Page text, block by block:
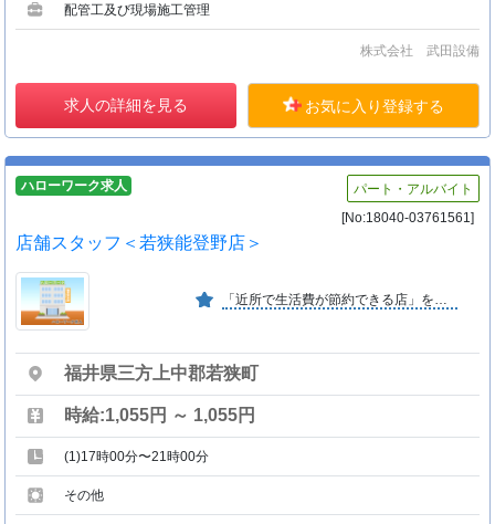
配管工及び現場施工管理
株式会社 武田設備
求人の詳細を見る お気に入り登録する
ハローワーク求人
パート・アルバイト
[No:18040-03761561]
店舗スタッフ＜若狭能登野店＞
「近所で生活費が節約できる店」をコンセプトに、物価１／３を目指して、１円でも安く販売できる仕組みをつくり、世の中に社会貢献できるチェーンストアを目指しています。
福井県三方上中郡若狭町
時給:1,055円 ～ 1,055円
(1)17時00分〜21時00分
その他